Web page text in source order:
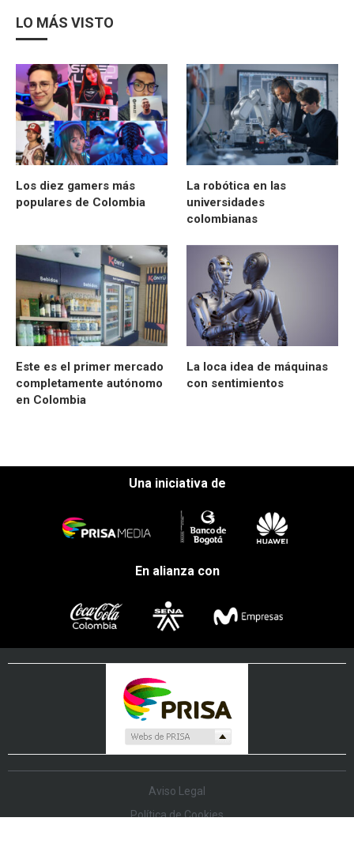
LO MÁS VISTO
Los diez gamers más
populares de Colombia
La robótica en las
universidades
colombianas
Este es el primer mercado
completamente autónomo
en Colombia
La loca idea de máquinas
con sentimientos
Una iniciativa de
En alianza con
Aviso Legal
Política de Cookies